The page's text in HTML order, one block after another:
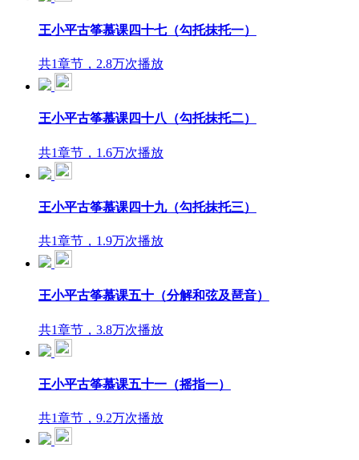
王小平古筝慕课四十七（勾托抹托一）
共1章节，2.8万次播放
王小平古筝慕课四十八（勾托抹托二）
共1章节，1.6万次播放
王小平古筝慕课四十九（勾托抹托三）
共1章节，1.9万次播放
王小平古筝慕课五十（分解和弦及琶音）
共1章节，3.8万次播放
王小平古筝慕课五十一（摇指一）
共1章节，9.2万次播放